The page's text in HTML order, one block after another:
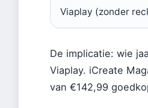
Viaplay (zonder
De implicatie: wie
Viaplay. iCreate
van €142,99